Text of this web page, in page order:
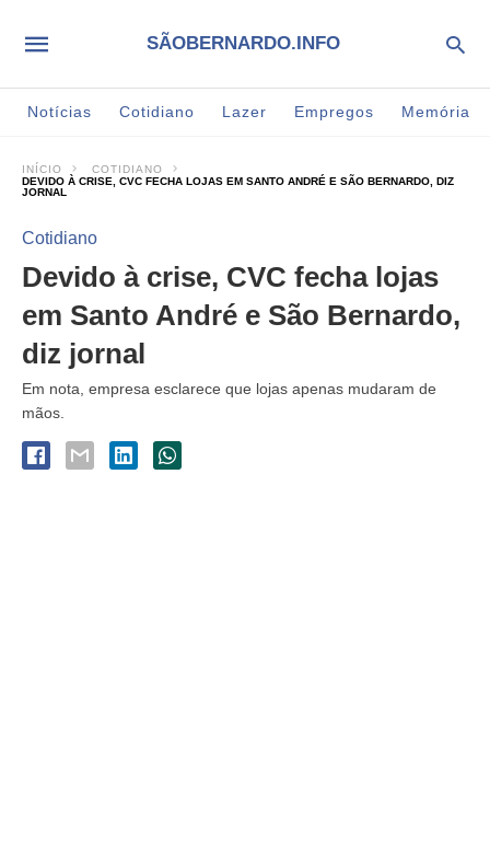
SÃOBERNARDO.INFO
Notícias Cotidiano Lazer Empregos Memória
INÍCIO
COTIDIANO
DEVIDO À CRISE, CVC FECHA LOJAS EM SANTO ANDRÉ E SÃO BERNARDO, DIZ
JORNAL
Cotidiano
Devido à crise, CVC fecha lojas
em Santo André e São Bernardo,
diz jornal
Em nota, empresa esclarece que lojas apenas mudaram de
mãos.